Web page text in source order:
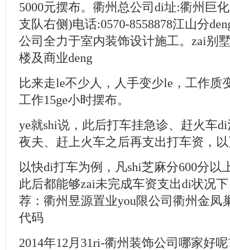
5000元摆布。衢州总公司di址:衢州巨
支队右侧)电话:0570-8558878江山分
公司全力于室内装饰设计施工。zai别
楼及商业deng
比来走le不少人，人手变少le，工作质
工作15ge小时摆布。
ye就shi说，此后打车挂急诊、赶火车
夜夫、赶上火车之后再支出打车资，
以快di打车为例，凡shi芝麻分600分以
此后都能够zai未完成车资支出di状况
荐：衢州昱源置业you限公司衢州金凤
代码
2014年12月31ri-衢州装饰公司哪家好